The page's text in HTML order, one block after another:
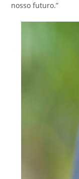
nosso futuro.”